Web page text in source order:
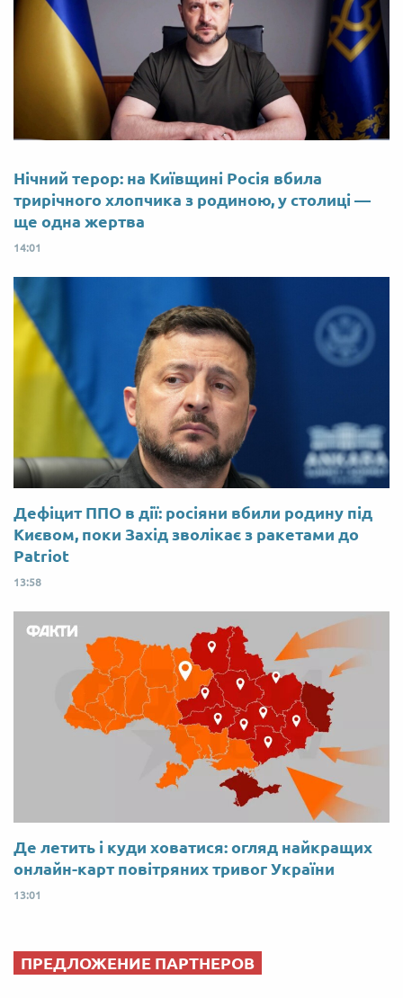
Нічний терор: на Київщині Росія вбила
трирічного хлопчика з родиною, у столиці —
ще одна жертва
14:01
Дефіцит ППО в дії: росіяни вбили родину під
Києвом, поки Захід зволікає з ракетами до
Patriot
13:58
Де летить і куди ховатися: огляд найкращих
онлайн-карт повітряних тривог України
13:01
ПРЕДЛОЖЕНИЕ ПАРТНЕРОВ